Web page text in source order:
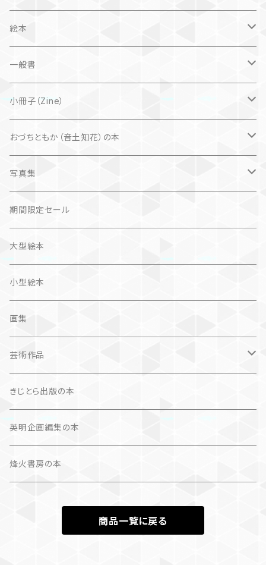
絵本
子ども
自然科学絵本
楽しいお話
大人にも
一般書
海外翻訳
文芸、小説
問題提起
国内
文芸、小説
詩歌
文学（論）
小冊子（Zine）
猫
おづちともか（音土知花）の本
ZINE
仏語対訳絵本
写真集
写真集
作品＋エッセイ
カレンダー
画集
カレンダー
期間限定セール
大型絵本
小型絵本
画集
芸術作品
画集
作品集＋エッセイ
カレンダー
写真集
作品集＋エッセイ
きじとら出版の本
英明企画編集の本
烽火書房の本
商品一覧に戻る